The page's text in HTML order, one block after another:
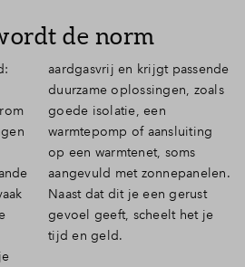
de norm
tijd en geld.